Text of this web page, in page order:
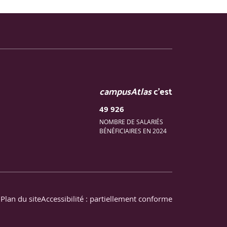
campusAtlasc'est
49 926
NOMBRE DE SALARIÉS
BÉNÉFICIAIRES EN 2024
Plan du siteAccessibilité : partiellement conforme